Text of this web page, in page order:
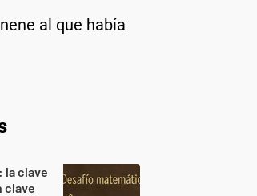
al que había
la clave
clave